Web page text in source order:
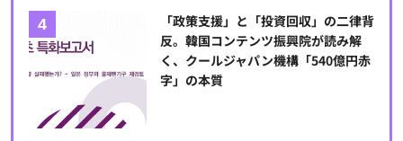
「政策支援」と「投資回収」の二律背
反。韓国コンテンツ振興院が読み解
く、クールジャパン機構「540億円赤
字」の本質